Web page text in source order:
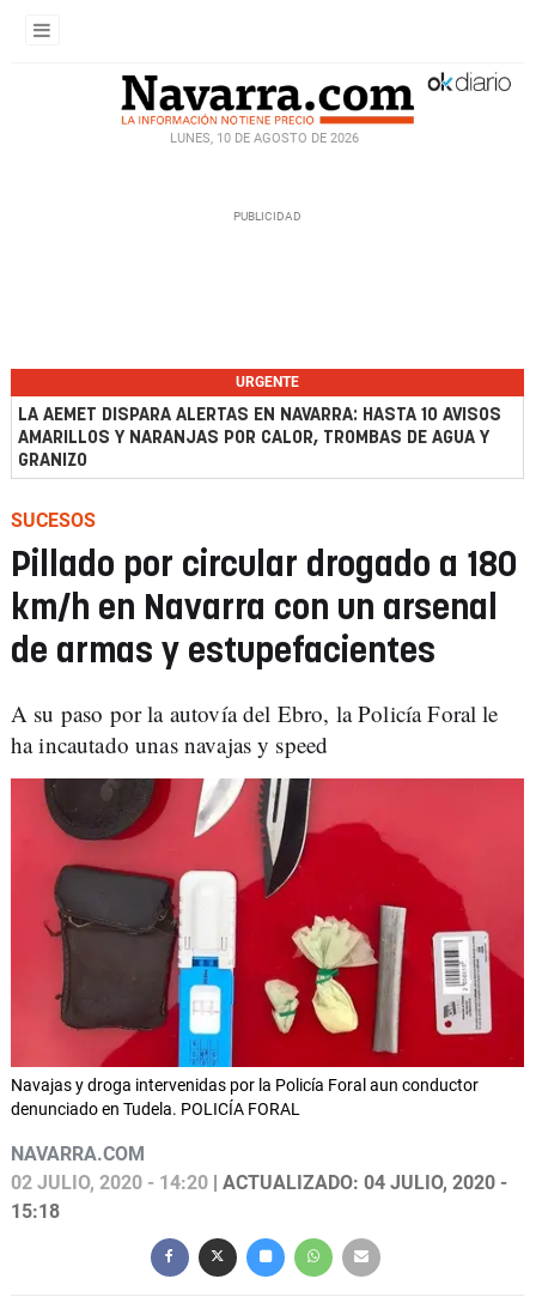
LUNES, 10 DE AGOSTO DE 2026
URGENTE
LA AEMET DISPARA ALERTAS EN NAVARRA: HASTA 10 AVISOS
AMARILLOS Y NARANJAS POR CALOR, TROMBAS DE AGUA Y
GRANIZO
SUCESOS
Pillado por circular drogado a 180
km/h en Navarra con un arsenal
de armas y estupefacientes
A su paso por la autovía del Ebro, la Policía Foral le
ha incautado unas navajas y speed
Navajas y droga intervenidas por la Policía Foral aun conductor
denunciado en Tudela. POLICÍA FORAL
NAVARRA.COM
02 JULIO, 2020 - 14:20 | ACTUALIZADO: 04 JULIO, 2020 -
15:18